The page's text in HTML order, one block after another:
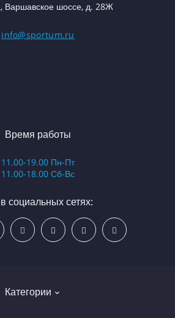
Варшавское шоссе, д. 28Ж
info@sportum.ru
Категории
Время работы
11.00-19.00 Пн-Пт
11.00-18.00 Сб-Вс
социальных сетях: